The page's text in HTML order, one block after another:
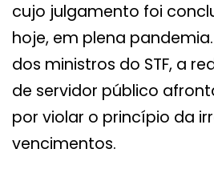
cujo julgamento foi
hoje, em plena
dos ministros do STF, a
de servidor público
por violar o princípio da
vencimentos.